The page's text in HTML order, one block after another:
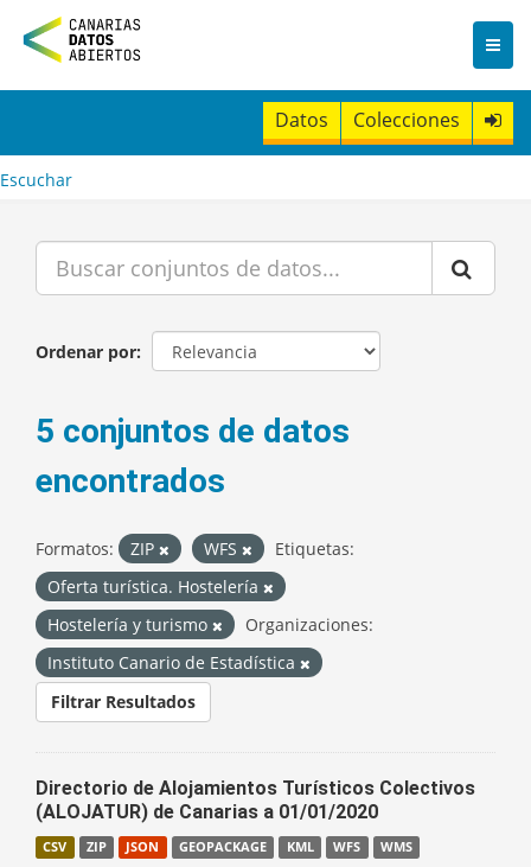
n
t
Datos Colecciones
Escuchar
Ordenar por
5 conjuntos de datos
encontrados
Formatos: ZIP WFS
Etiquetas:
Oferta turística. Hostelería
Hostelería y turismo
Organizaciones:
Instituto Canario de Estadística
Filtrar Resultados
Directorio de Alojamientos Turísticos Colectivos
(ALOJATUR) de Canarias a 01/01/2020
CSV ZIP JSON GEOPACKAGE KML WFS WMS